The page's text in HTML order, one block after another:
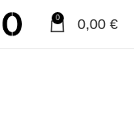
0 0,00 €